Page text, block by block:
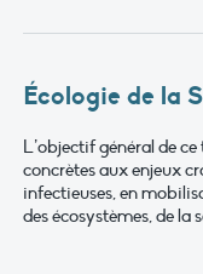
Écologie de la
L’objectif général de
concrètes aux enjeux
infectieuses, en
des écosystèmes, de la